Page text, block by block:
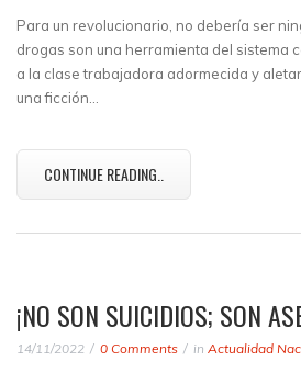
Para un revolucionario, no debería ser
drogas son una herramienta del sistema
a la clase trabajadora adormecida y
una ficción…
CONTINUE READING..
¡NO SON SUICIDIOS; SON
14/11/2022 0 Comments in Actualidad